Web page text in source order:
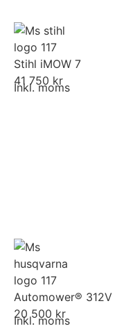
Stihl iMOW 7
41 750 kr
Inkl. moms
Automower® 312V
20 500 kr
Inkl. moms